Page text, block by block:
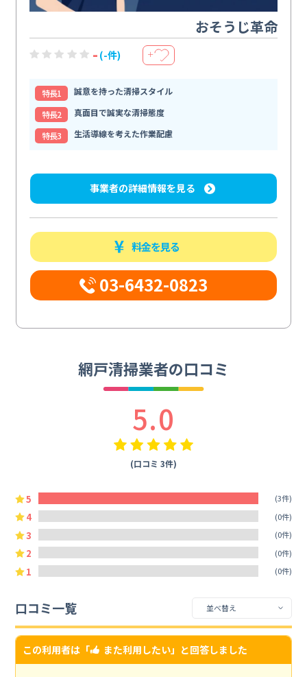
おそうじ革命
- (-件) ＋
特⻑1
誠意を持った清掃スタイル
特⻑2
真面目で誠実な清掃態度
特⻑3
生活導線を考えた作業配慮
事業者の詳細情報を見る
料金を見る
03-6432-0823
網戸清掃業者の口コミ
5.0
(口コミ 3件)
5 (3件)
4 (0件)
3 (0件)
2 (0件)
1 (0件)
口コミ一覧
この利用者は「 また利用したい」と回答しました